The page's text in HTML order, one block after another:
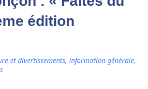
édition
et divertissements, information générale,